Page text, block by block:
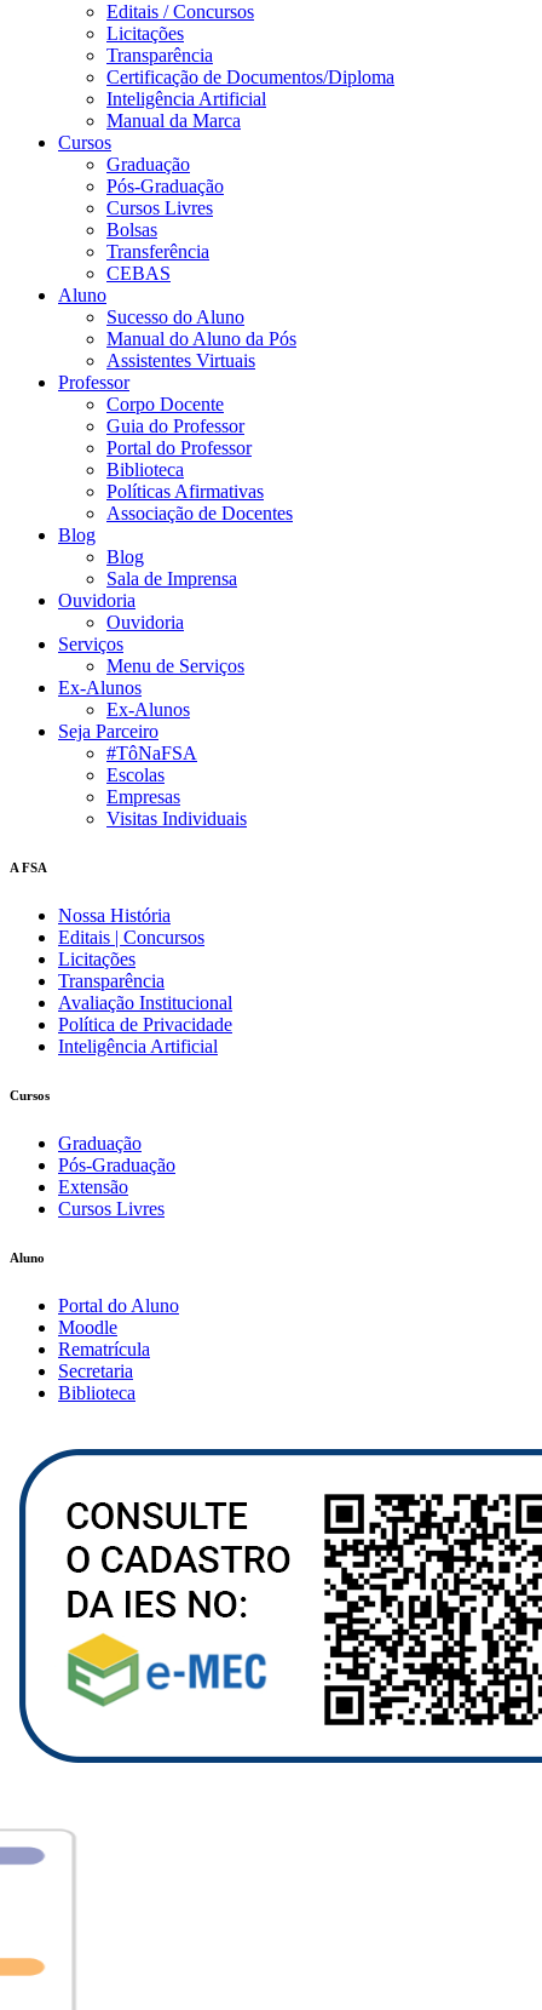
Editais / Concursos
Licitações
Transparência
Certificação de Documentos/Diploma
Inteligência Artificial
Manual da Marca
Cursos
Graduação
Pós-Graduação
Cursos Livres
Bolsas
Transferência
CEBAS
Aluno
Sucesso do Aluno
Manual do Aluno da Pós
Assistentes Virtuais
Professor
Corpo Docente
Guia do Professor
Portal do Professor
Biblioteca
Políticas Afirmativas
Associação de Docentes
Blog
Blog
Sala de Imprensa
Ouvidoria
Ouvidoria
Serviços
Menu de Serviços
Ex-Alunos
Ex-Alunos
Seja Parceiro
#TôNaFSA
Escolas
Empresas
Visitas Individuais
A FSA
Nossa História
Editais | Concursos
Licitações
Transparência
Avaliação Institucional
Política de Privacidade
Inteligência Artificial
Cursos
Graduação
Pós-Graduação
Extensão
Cursos Livres
Aluno
Portal do Aluno
Moodle
Rematrícula
Secretaria
Biblioteca